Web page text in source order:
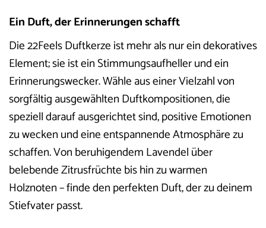
Ein Duft, der Erinnerungen schafft
Die 22Feels Duftkerze ist mehr als nur ein dekoratives
Element; sie ist ein Stimmungsaufheller und ein
Erinnerungswecker. Wähle aus einer Vielzahl von
sorgfältig ausgewählten Duftkompositionen, die
speziell darauf ausgerichtet sind, positive Emotionen
zu wecken und eine entspannende Atmosphäre zu
schaffen. Von beruhigendem Lavendel über
belebende Zitrusfrüchte bis hin zu warmen
Holznoten – finde den perfekten Duft, der zu deinem
Stiefvater passt.